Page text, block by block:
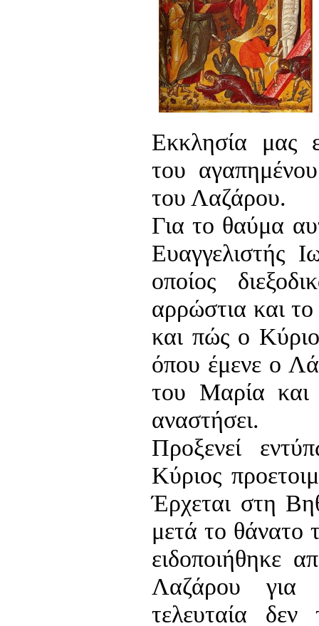
Εκκλησία μας
του
του Λαζάρου.
Για το θαύμα
Ευαγγελιστής
οποίος
αρρώστια και
και πώς ο
όπου έμενε ο
του Μαρία
αναστήσει.
Προξενεί
Κύριος
Έρχεται στη
μετά το θάνατο
ειδοποιήθηκε
Λαζάρου
τελευταία δεν